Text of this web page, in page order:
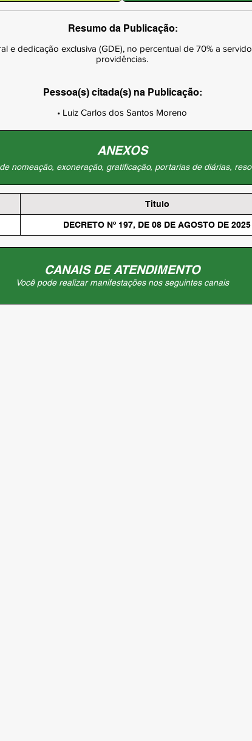
Resumo da Publicação:
e dedicação exclusiva (GDE), no percentual de 70% a
providências.
Pessoa(s) citada(s) na Publicação:
• Luiz Carlos dos Santos Moreno
ANEXOS
nomeação, exoneração, gratificação, portarias de diárias,
Titulo
DECRETO Nº 197, DE 08 DE AGOSTO DE 2025
CANAIS DE ATENDIMENTO
Você pode realizar manifestações nos seguintes canais